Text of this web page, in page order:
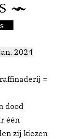
2024
=
dood
één
zij kiezen